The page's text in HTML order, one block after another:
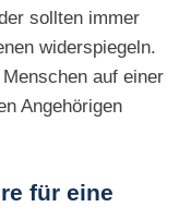
sollten immer
widerspiegeln.
auf einer
Angehörigen
für eine